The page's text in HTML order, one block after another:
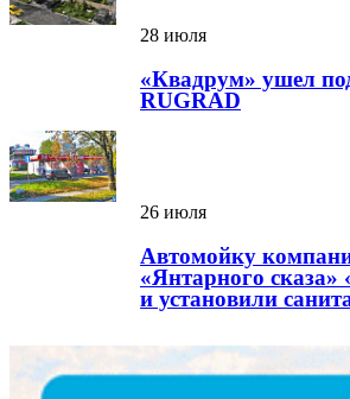
28 июля
«Квадрум» ушел
RUGRAD
26 июля
Автомойку
«Янтарного сказа»
и установили